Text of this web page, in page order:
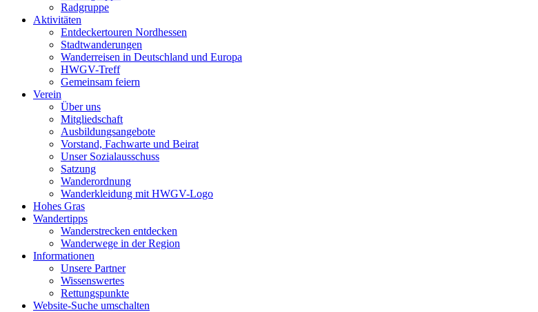
Radgruppe
Aktivitäten
Entdeckertouren Nordhessen
Stadtwanderungen
Wanderreisen in Deutschland und Europa
HWGV-Treff
Gemeinsam feiern
Verein
Über uns
Mitgliedschaft
Ausbildungsangebote
Vorstand, Fachwarte und Beirat
Unser Sozialausschuss
Satzung
Wanderordnung
Wanderkleidung mit HWGV-Logo
Hohes Gras
Wandertipps
Wanderstrecken entdecken
Wanderwege in der Region
Informationen
Unsere Partner
Wissenswertes
Rettungspunkte
Website-Suche umschalten